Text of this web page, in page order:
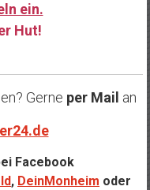
ein.
Hut!
Gerne per Mail an
Facebook
, DeinMonheim oder